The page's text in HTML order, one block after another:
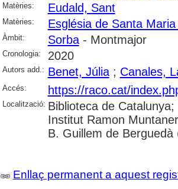
Matèries:
Eudald, Sant
Matèries: Església de Santa
Àmbit: Sorba- Montmajor
Cronologia: 2020
Autors add.: Benet, Júlia; Canales,
Accés: https://raco.cat/
Localització: Biblioteca de
Institut Ramon
B. Guillem de Berguedà
Enllaç permanent a aquest